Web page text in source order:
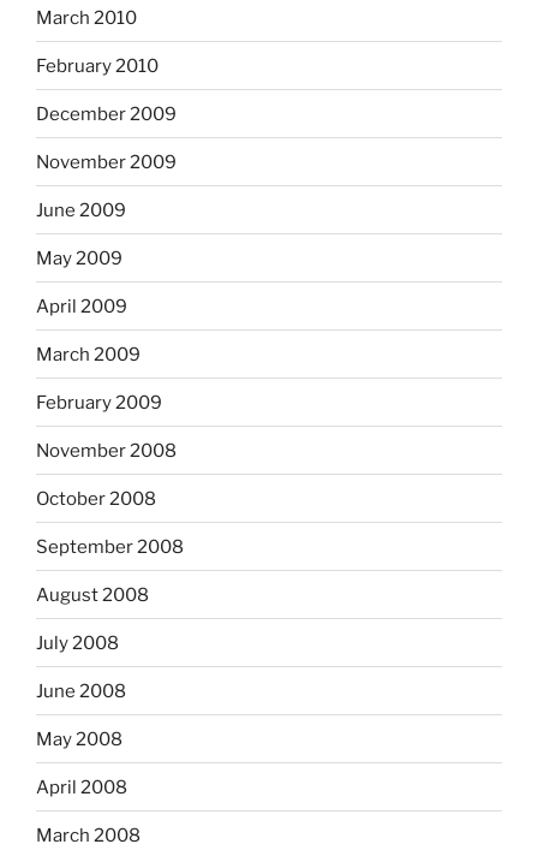
March 2010
February 2010
December 2009
November 2009
June 2009
May 2009
April 2009
March 2009
February 2009
November 2008
October 2008
September 2008
August 2008
July 2008
June 2008
May 2008
April 2008
March 2008